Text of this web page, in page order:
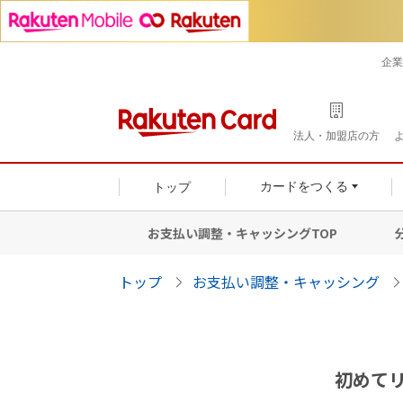
企
法人・加盟店の方
トップ カードをつくる
お支払い調整・キャッシングTOP
トップ お支払い調整・キャッシング
初めて